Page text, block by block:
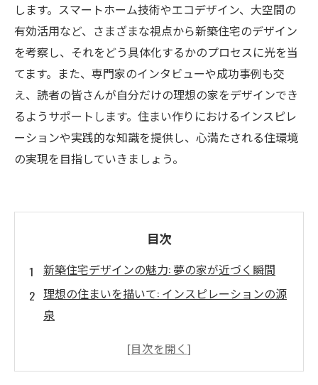
します。スマートホーム技術やエコデザイン、大空間の
有効活用など、さまざまな視点から新築住宅のデザイン
を考察し、それをどう具体化するかのプロセスに光を当
てます。また、専門家のインタビューや成功事例も交
え、読者の皆さんが自分だけの理想の家をデザインでき
るようサポートします。住まい作りにおけるインスピレ
ーションや実践的な知識を提供し、心満たされる住環境
の実現を目指していきましょう。
目次
新築住宅デザインの魅力: 夢の家が近づく瞬間
理想の住まいを描いて: インスピレーションの源
泉
エコデザインとスマートホーム技術の融合